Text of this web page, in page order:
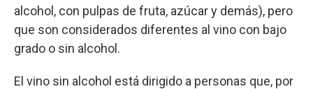
alcohol, con pulpas de fruta, azúcar y demás), pero
que son considerados diferentes al vino con bajo
grado o sin alcohol.
El vino sin alcohol está dirigido a personas que, por